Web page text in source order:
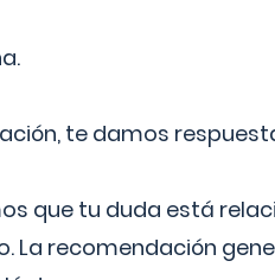
te damos
que tu duda está
La recomendación